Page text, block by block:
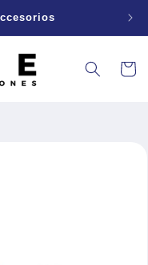
Carrito